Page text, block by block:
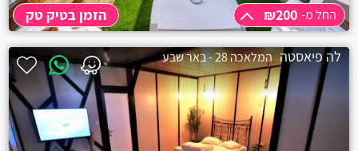
החל מ-
₪200
3 שעות
₪200
הזמן בטיק טק החל מ- ₪200
לה פיאסטה המלאכה 28 - באר שבע